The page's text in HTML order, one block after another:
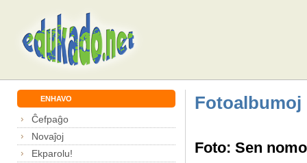
ENHAVO
Ĉefpaĝo
Novaĵoj
Ekparolu!
Fotoalbumoj
Foto: Sen nomo